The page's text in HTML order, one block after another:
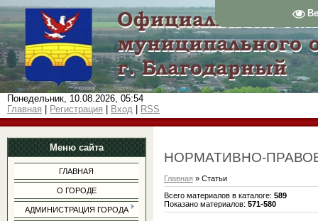
Понедельник, 10.08.2026, 05:54
Главная
Регистрация Вход RSS
Меню сайта
ГЛАВНАЯ
О ГОРОДЕ
АДМИНИСТРАЦИЯ ГОРОДА
НОРМАТИВНО-
Главная » Статьи
Всего материалов в каталоге: 589
Показано материалов: 571-580